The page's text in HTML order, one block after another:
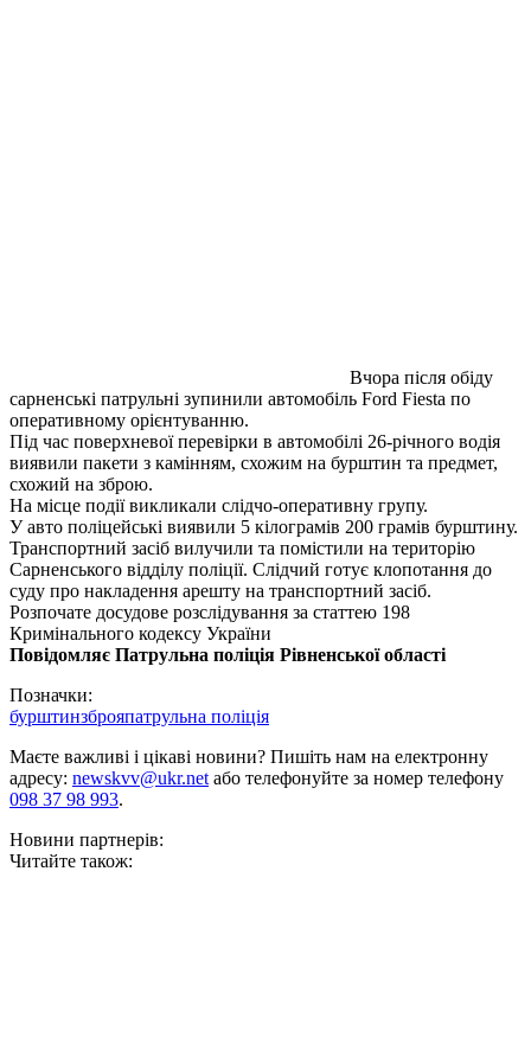
Вчора після обіду
сарненські патрульні зупинили автомобіль Ford Fiesta по
оперативному орієнтуванню.
Під час поверхневої перевірки в автомобілі 26-річного водія
виявили пакети з камінням, схожим на бурштин та предмет,
схожий на зброю.
На місце події викликали слідчо-оперативну групу.
У авто поліцейські виявили 5 кілограмів 200 грамів бурштину.
Транспортний засіб вилучили та помістили на територію
Сарненського відділу поліції. Слідчий готує клопотання до
суду про накладення арешту на транспортний засіб.
Розпочате досудове розслідування за статтею 198
Кримінального кодексу України
Повідомляє Патрульна поліція Рівненської області
Позначки:
бурштинзброяпатрульна поліція
Маєте важливі і цікаві новини? Пишіть нам на електронну
адресу: newskvv@ukr.netабо телефонуйте за номер телефону
098 37 98 993.
Новини партнерів:
Читайте також: